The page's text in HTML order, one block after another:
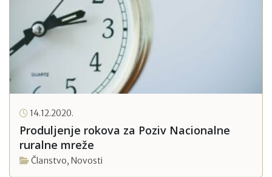
14.12.2020.
Produljenje rokova za Poziv Nacionalne
ruralne mreže
Članstvo, Novosti